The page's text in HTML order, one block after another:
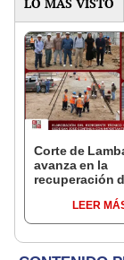
Corte de
avanza en la
recuperación
LEER